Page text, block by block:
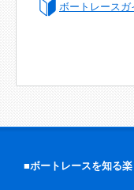
ボートレースガ
■ボートレースを知る